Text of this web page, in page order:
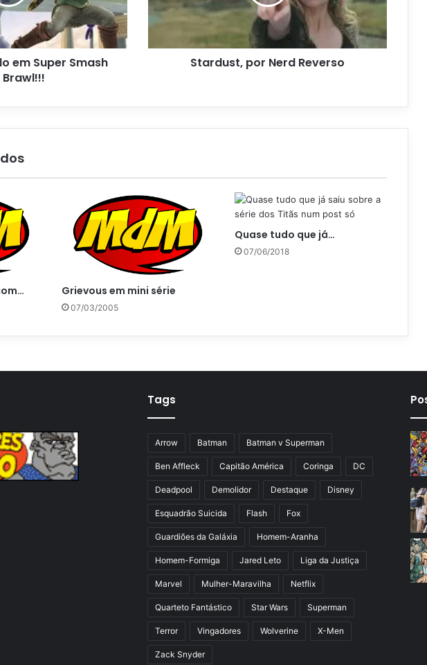
em Super Smash
Brawl!!!
Stardust, por Nerd Reverso
Grievous em mini série
07/03/2005
Quase tudo que já…
07/06/2018
Tags
Arrow Batman Batman v Superman
Ben Affleck Capitão América Coringa DC
Deadpool Demolidor Destaque Disney
Esquadrão Suicida Flash Fox
Guardiões da Galáxia Homem-Aranha
Homem-Formiga Jared Leto Liga da Justiça
Marvel Mulher-Maravilha Netflix
Quarteto Fantástico Star Wars Superman
Terror Vingadores Wolverine X-Men
Zack Snyder